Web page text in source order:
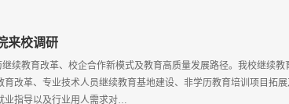
来校调研
教育改革、校企合作新模式及教育高质量发展路径。我校继续教
改革、专业技术人员继续教育基地建设、非学历教育培训项目拓
业指导以及行业用人需求对…